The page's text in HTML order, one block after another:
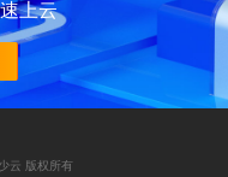
上云
云 版权所有